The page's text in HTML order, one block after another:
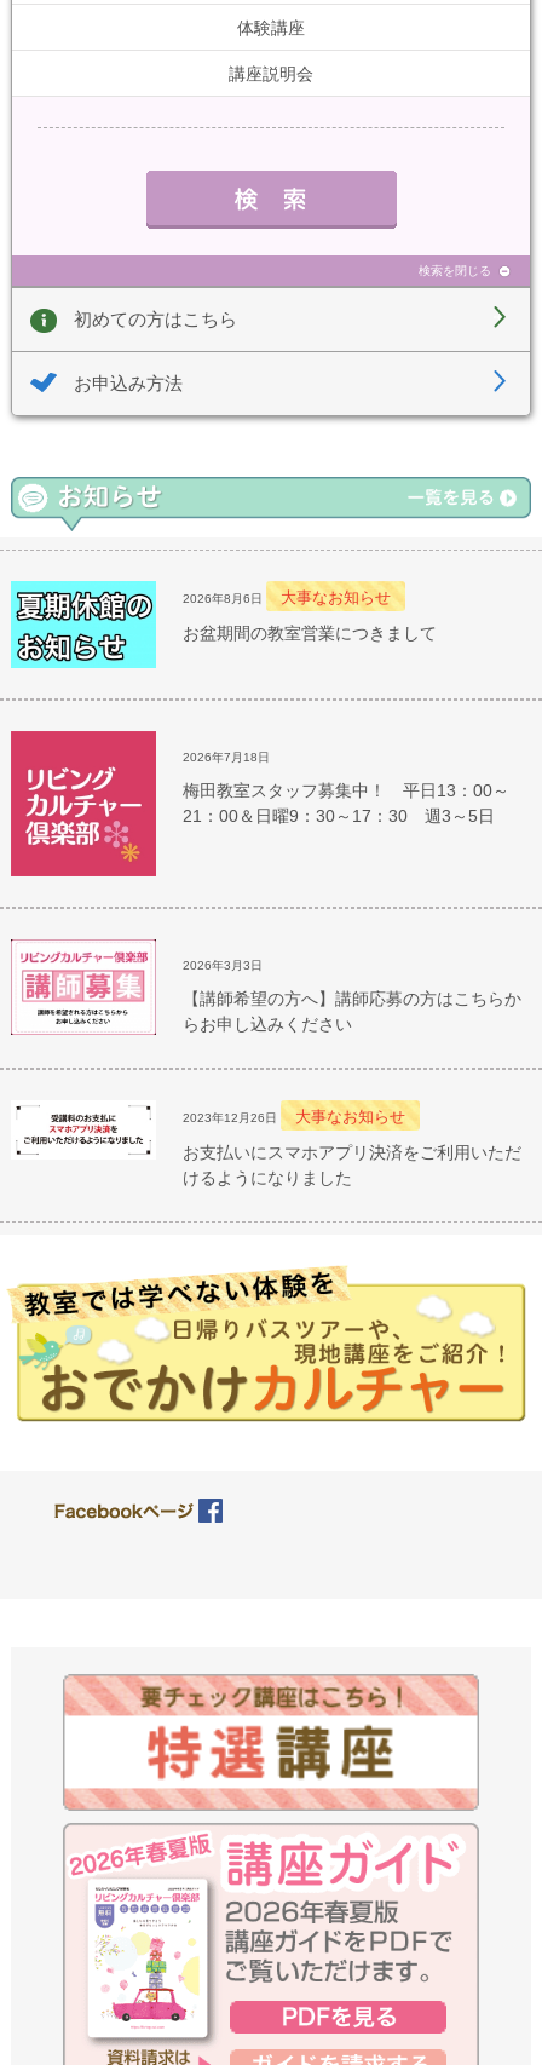
体験講座
講座説明会
検索を閉じる
初めての方はこちら
お申込み方法
2026年8月6日 大事なお知らせ
お盆期間の教室営業につきまして
2026年7月18日
梅田教室スタッフ募集中！ 平日13：00～
21：00＆日曜9：30～17：30 週3～5日
2026年3月3日
【講師希望の方へ】講師応募の方はこちらか
らお申し込みください
2023年12月26日 大事なお知らせ
お支払いにスマホアプリ決済をご利用いただ
けるようになりました